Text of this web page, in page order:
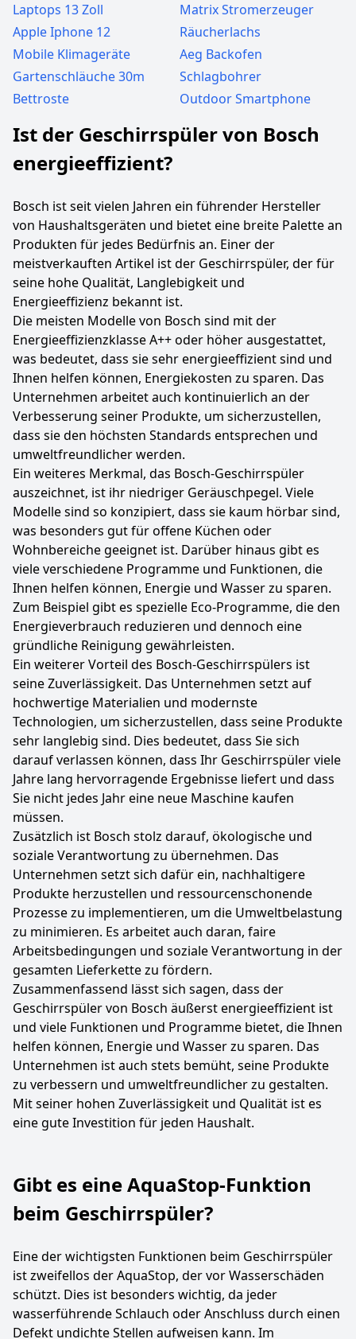
Laptops 13 Zoll
Matrix Stromerzeuger
Apple Iphone 12
Räucherlachs
Mobile Klimageräte
Aeg Backofen
Gartenschläuche 30m
Schlagbohrer
Bettroste
Outdoor Smartphone
Ist der Geschirrspüler von Bosch
energieeffizient?
Bosch ist seit vielen Jahren ein führender Hersteller
von Haushaltsgeräten und bietet eine breite Palette an
Produkten für jedes Bedürfnis an. Einer der
meistverkauften Artikel ist der Geschirrspüler, der für
seine hohe Qualität, Langlebigkeit und
Energieeffizienz bekannt ist.
Die meisten Modelle von Bosch sind mit der
Energieeffizienzklasse A++ oder höher ausgestattet,
was bedeutet, dass sie sehr energieeffizient sind und
Ihnen helfen können, Energiekosten zu sparen. Das
Unternehmen arbeitet auch kontinuierlich an der
Verbesserung seiner Produkte, um sicherzustellen,
dass sie den höchsten Standards entsprechen und
umweltfreundlicher werden.
Ein weiteres Merkmal, das Bosch-Geschirrspüler
auszeichnet, ist ihr niedriger Geräuschpegel. Viele
Modelle sind so konzipiert, dass sie kaum hörbar sind,
was besonders gut für offene Küchen oder
Wohnbereiche geeignet ist. Darüber hinaus gibt es
viele verschiedene Programme und Funktionen, die
Ihnen helfen können, Energie und Wasser zu sparen.
Zum Beispiel gibt es spezielle Eco-Programme, die den
Energieverbrauch reduzieren und dennoch eine
gründliche Reinigung gewährleisten.
Ein weiterer Vorteil des Bosch-Geschirrspülers ist
seine Zuverlässigkeit. Das Unternehmen setzt auf
hochwertige Materialien und modernste
Technologien, um sicherzustellen, dass seine Produkte
sehr langlebig sind. Dies bedeutet, dass Sie sich
darauf verlassen können, dass Ihr Geschirrspüler viele
Jahre lang hervorragende Ergebnisse liefert und dass
Sie nicht jedes Jahr eine neue Maschine kaufen
müssen.
Zusätzlich ist Bosch stolz darauf, ökologische und
soziale Verantwortung zu übernehmen. Das
Unternehmen setzt sich dafür ein, nachhaltigere
Produkte herzustellen und ressourcenschonende
Prozesse zu implementieren, um die Umweltbelastung
zu minimieren. Es arbeitet auch daran, faire
Arbeitsbedingungen und soziale Verantwortung in der
gesamten Lieferkette zu fördern.
Zusammenfassend lässt sich sagen, dass der
Geschirrspüler von Bosch äußerst energieeffizient ist
und viele Funktionen und Programme bietet, die Ihnen
helfen können, Energie und Wasser zu sparen. Das
Unternehmen ist auch stets bemüht, seine Produkte
zu verbessern und umweltfreundlicher zu gestalten.
Mit seiner hohen Zuverlässigkeit und Qualität ist es
eine gute Investition für jeden Haushalt.
Gibt es eine AquaStop-Funktion
beim Geschirrspüler?
Eine der wichtigsten Funktionen beim Geschirrspüler
ist zweifellos der AquaStop, der vor Wasserschäden
schützt. Dies ist besonders wichtig, da jeder
wasserführende Schlauch oder Anschluss durch einen
Defekt undichte Stellen aufweisen kann. Im